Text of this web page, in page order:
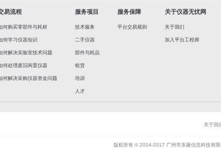
易流程
何购买零部件与耗材
何学习仪器知识
何解决实验室技术问题
何处理废旧闲置仪器
何解决采购仪器资金问题
服务项目
技术服务
二手仪器
部件与耗品
租赁
培训
人才
服务保障
平台交易规则
关于仪器无忧网
关于我们
加入平台工程师
关于我
版权所有 © 2014-2017 广州市东藤信息科技有限